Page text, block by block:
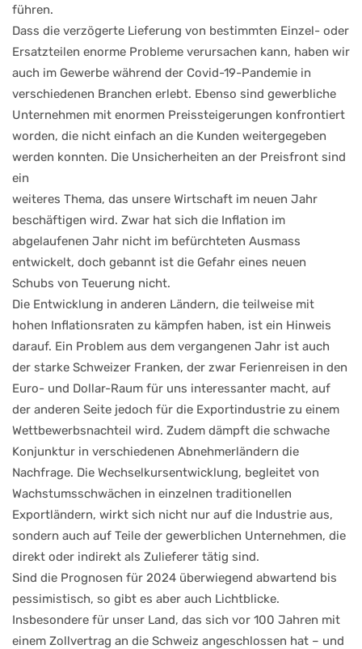
führen.
Dass die verzögerte Lieferung von bestimmten Einzel- oder
Ersatzteilen enorme Probleme verursachen kann, haben wir
auch im Gewerbe während der Covid-19-Pandemie in
verschiedenen Branchen erlebt. Ebenso sind gewerbliche
Unternehmen mit enormen Preissteigerungen konfrontiert
worden, die nicht einfach an die Kunden weitergegeben
werden konnten. Die Unsicherheiten an der Preisfront sind
ein
weiteres Thema, das unsere Wirtschaft im neuen Jahr
beschäftigen wird. Zwar hat sich die Inflation im
abgelaufenen Jahr nicht im befürchteten Ausmass
entwickelt, doch gebannt ist die Gefahr eines neuen
Schubs von Teuerung nicht.
Die Entwicklung in anderen Ländern, die teilweise mit
hohen Inflationsraten zu kämpfen haben, ist ein Hinweis
darauf. Ein Problem aus dem vergangenen Jahr ist auch
der starke Schweizer Franken, der zwar Ferienreisen in den
Euro- und Dollar-Raum für uns interessanter macht, auf
der anderen Seite jedoch für die Exportindustrie zu einem
Wettbewerbsnachteil wird. Zudem dämpft die schwache
Konjunktur in verschiedenen Abnehmerländern die
Nachfrage. Die Wechselkursentwicklung, begleitet von
Wachstumsschwächen in einzelnen traditionellen
Exportländern, wirkt sich nicht nur auf die Industrie aus,
sondern auch auf Teile der gewerblichen Unternehmen, die
direkt oder indirekt als Zulieferer tätig sind.
Sind die Prognosen für 2024 überwiegend abwartend bis
pessimistisch, so gibt es aber auch Lichtblicke.
Insbesondere für unser Land, das sich vor 100 Jahren mit
einem Zollvertrag an die Schweiz angeschlossen hat – und